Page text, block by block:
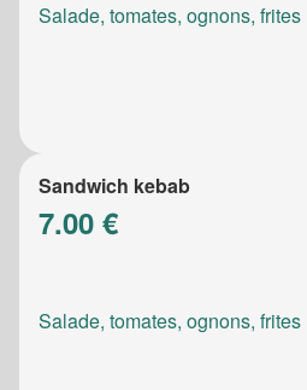
Salade, tomates, ognons, frites
Sandwich kebab
7.00 €
Salade, tomates, ognons, frites